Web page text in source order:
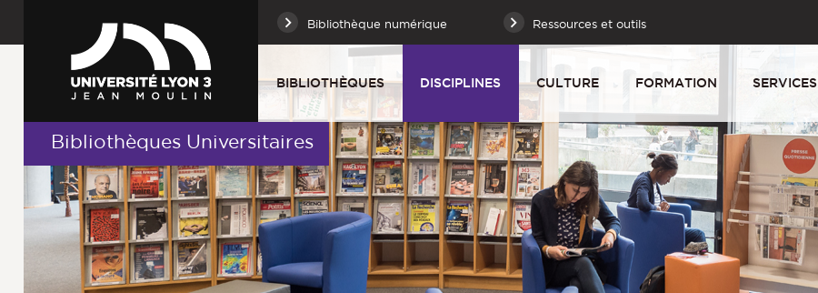
Bibliothèque numérique Ressources et outils
BIBLIOTHÈQUES DISCIPLINES CULTURE FORMATION SERVICES
Bibliothèques Universitaires